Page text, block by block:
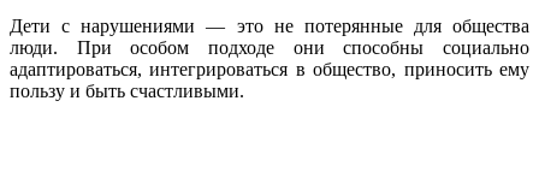
Дети с нарушениями — это не потерянные для общества
люди. При особом подходе они способны социально
адаптироваться, интегрироваться в общество, приносить ему
пользу и быть счастливыми.